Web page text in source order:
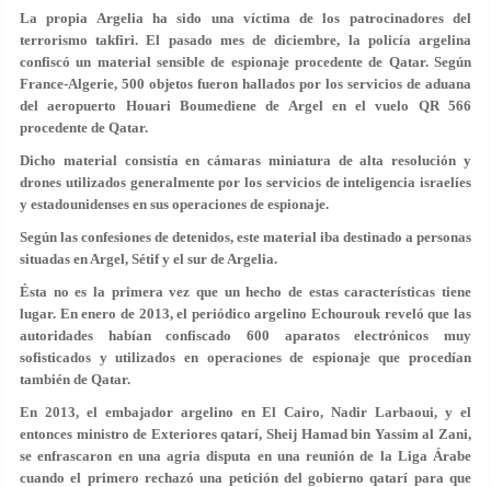
La propia Argelia ha sido una víctima de los patrocinadores del
terrorismo takfiri. El pasado mes de diciembre, la policía argelina
confiscó un material sensible de espionaje procedente de Qatar. Según
France-Algerie, 500 objetos fueron hallados por los servicios de aduana
del aeropuerto Houari Boumediene de Argel en el vuelo QR 566
procedente de Qatar.
Dicho material consistía en cámaras miniatura de alta resolución y
drones utilizados generalmente por los servicios de inteligencia israelíes
y estadounidenses en sus operaciones de espionaje.
Según las confesiones de detenidos, este material iba destinado a personas
situadas en Argel, Sétif y el sur de Argelia.
Ésta no es la primera vez que un hecho de estas características tiene
lugar. En enero de 2013, el periódico argelino Echourouk reveló que las
autoridades habían confiscado 600 aparatos electrónicos muy
sofisticados y utilizados en operaciones de espionaje que procedían
también de Qatar.
En 2013, el embajador argelino en El Cairo, Nadir Larbaoui, y el
entonces ministro de Exteriores qatarí, Sheij Hamad bin Yassim al Zani,
se enfrascaron en una agria disputa en una reunión de la Liga Árabe
cuando el primero rechazó una petición del gobierno qatarí para que